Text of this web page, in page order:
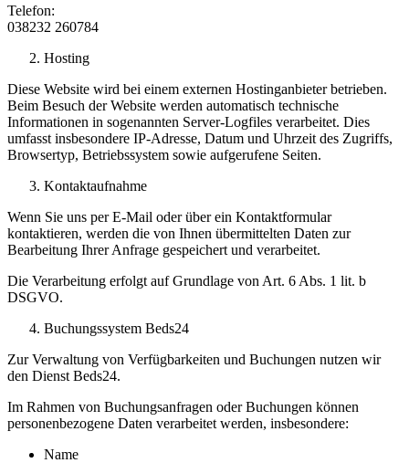
Telefon:
038232 260784
Hosting
Diese Website wird bei einem externen Hostinganbieter betrieben.
Beim Besuch der Website werden automatisch technische
Informationen in sogenannten Server-Logfiles verarbeitet. Dies
umfasst insbesondere IP-Adresse, Datum und Uhrzeit des Zugriffs,
Browsertyp, Betriebssystem sowie aufgerufene Seiten.
Kontaktaufnahme
Wenn Sie uns per E-Mail oder über ein Kontaktformular
kontaktieren, werden die von Ihnen übermittelten Daten zur
Bearbeitung Ihrer Anfrage gespeichert und verarbeitet.
Die Verarbeitung erfolgt auf Grundlage von Art. 6 Abs. 1 lit. b
DSGVO.
Buchungssystem Beds24
Zur Verwaltung von Verfügbarkeiten und Buchungen nutzen wir
den Dienst Beds24.
Im Rahmen von Buchungsanfragen oder Buchungen können
personenbezogene Daten verarbeitet werden, insbesondere:
Name